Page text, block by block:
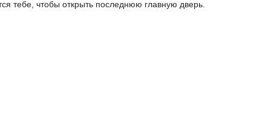
тебе, чтобы открыть последнюю главную дверь.